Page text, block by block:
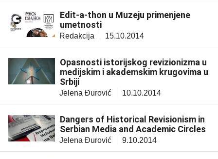
Edit-a-thon u Muzeju primenjene
umetnosti
Redakcija 15.10.2014
Opasnosti istorijskog revizionizma u
medijskim i akademskim krugovima u
Srbiji
Jelena Đurović 10.10.2014
Dangers of Historical Revisionism in
Serbian Media and Academic Circles
Jelena Đurović 9.10.2014